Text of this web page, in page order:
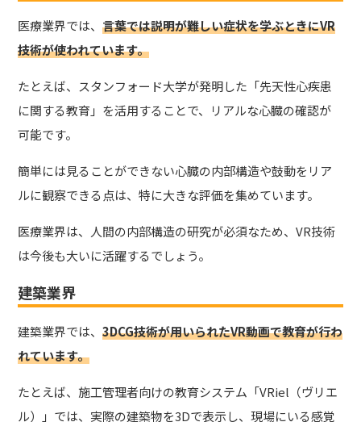
医療業界では、言葉では説明が難しい症状を学ぶときにVR
技術が使われています。
たとえば、スタンフォード大学が発明した「先天性心疾患
に関する教育」を活用することで、リアルな心臓の確認が
可能です。
簡単には見ることができない心臓の内部構造や鼓動をリア
ルに観察できる点は、特に大きな評価を集めています。
医療業界は、人間の内部構造の研究が必須なため、VR技術
は今後も大いに活躍するでしょう。
建築業界
建築業界では、3DCG技術が用いられたVR動画で教育が行わ
れています。
たとえば、施工管理者向けの教育システム「VRiel（ヴリエ
ル）」では、実際の建築物を3Dで表示し、現場にいる感覚